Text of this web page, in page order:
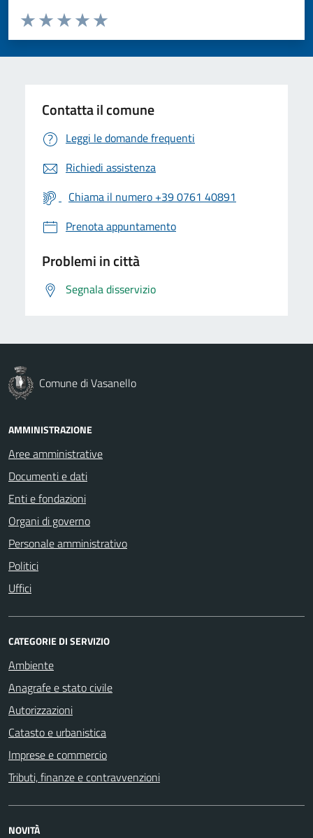
Valuta da 1 a 5 stelle la pagina
Valuta 5 stelle su 5
Valuta 4 stelle su 5
Valuta 3 stelle su 5
Valuta 2 stelle su 5
Valuta 1 stelle su 5
Contatta il comune
Leggi le domande frequenti
Richiedi assistenza
Chiama il numero +39 0761 40891
Prenota appuntamento
Problemi in città
Segnala disservizio
Comune di Vasanello
AMMINISTRAZIONE
Aree amministrative
Documenti e dati
Enti e fondazioni
Organi di governo
Personale amministrativo
Politici
Uffici
CATEGORIE DI SERVIZIO
Ambiente
Anagrafe e stato civile
Autorizzazioni
Catasto e urbanistica
Imprese e commercio
Tributi, finanze e contravvenzioni
NOVITÀ